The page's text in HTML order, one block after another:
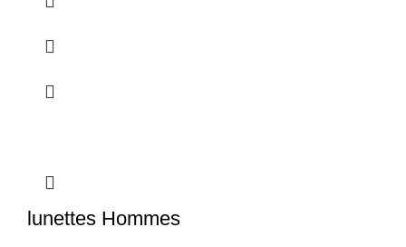
lunettes Hommes